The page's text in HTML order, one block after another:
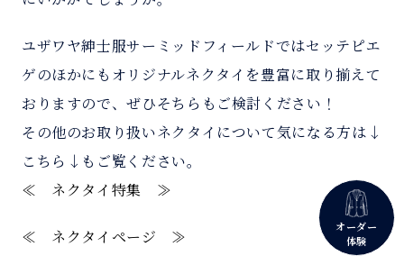
オーダー
体験
ユザワヤ紳士服サーミッドフィールドではセッテピエ
ゲのほかにもオリジナルネクタイを豊富に取り揃えて
おりますので、ぜひそちらもご検討ください！
その他のお取り扱いネクタイについて気になる方は↓
こちら↓もご覧ください。
≪ ネクタイ特集 ≫
≪ ネクタイページ ≫